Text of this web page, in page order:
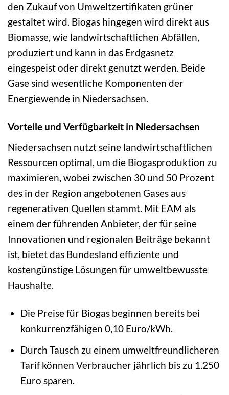
den Zukauf von Umweltzertifikaten grüner
gestaltet wird. Biogas hingegen wird direkt aus
Biomasse, wie landwirtschaftlichen Abfällen,
produziert und kann in das Erdgasnetz
eingespeist oder direkt genutzt werden. Beide
Gase sind wesentliche Komponenten der
Energiewende in Niedersachsen.
Vorteile und Verfügbarkeit in Niedersachsen
Niedersachsen nutzt seine landwirtschaftlichen
Ressourcen optimal, um die Biogasproduktion zu
maximieren, wobei zwischen 30 und 50 Prozent
des in der Region angebotenen Gases aus
regenerativen Quellen stammt. Mit EAM als
einem der führenden Anbieter, der für seine
Innovationen und regionalen Beiträge bekannt
ist, bietet das Bundesland effiziente und
kostengünstige Lösungen für umweltbewusste
Haushalte.
Die Preise für Biogas beginnen bereits bei
konkurrenzfähigen 0,10 Euro/kWh.
Durch Tausch zu einem umweltfreundlicheren
Tarif können Verbraucher jährlich bis zu 1.250
Euro sparen.